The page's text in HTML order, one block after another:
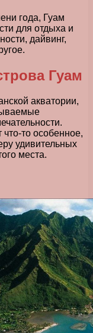
года, Гуам
для отдыха и
дайвинг,
Гуам
акватории,
то особенное,
удивительных
места.